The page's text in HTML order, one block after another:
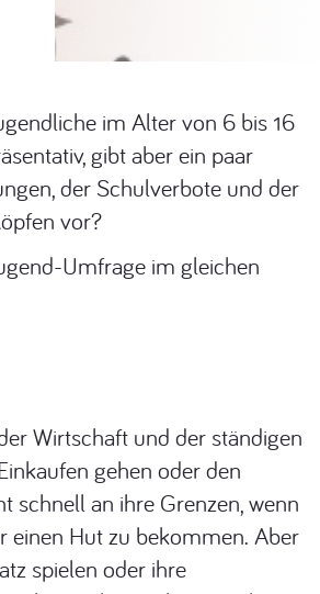
im Alter von 6 bis 16
gibt aber ein paar
der Schulverbote und der
vor?
Umfrage im gleichen
Wirtschaft und der ständigen
gehen oder den
schnell an ihre Grenzen, wenn
einen Hut zu bekommen. Aber
spielen oder ihre